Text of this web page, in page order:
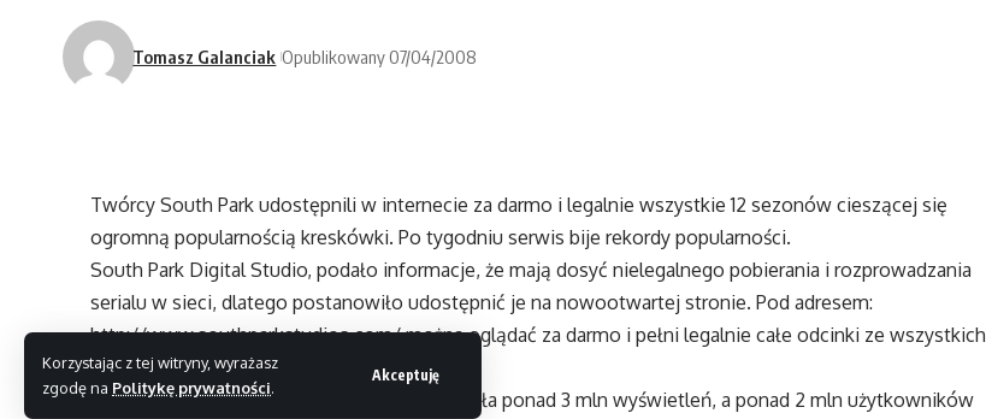
Korzystając z tej witryny, wyrażasz
zgodę na Politykę prywatności.
Akceptuję
Tomasz Galanciak Opublikowany 07/04/2008
Twórcy South Park udostępnili w internecie za darmo i legalnie wszystkie 12 sezonów cieszącej się
ogromną popularnością kreskówki. Po tygodniu serwis bije rekordy popularności.
South Park Digital Studio, podało informacje, że mają dosyć nielegalnego pobierania i rozprowadzania
serialu w sieci, dlatego postanowiło udostępnić je na nowootwartej stronie. Pod adresem:
http://www.southparkstudios.com/można oglądać za darmo i pełni legalnie całe odcinki ze wszystkich
12 sezonów kreskówki.
Co ciekawe, strona po tygodniu wygenerowała ponad 3 mln wyświetleń, a ponad 2 mln użytkowników